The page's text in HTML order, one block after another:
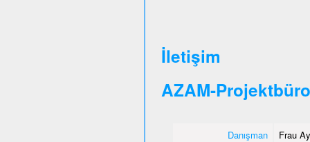
İletişim
AZAM-
Danışman
Frau